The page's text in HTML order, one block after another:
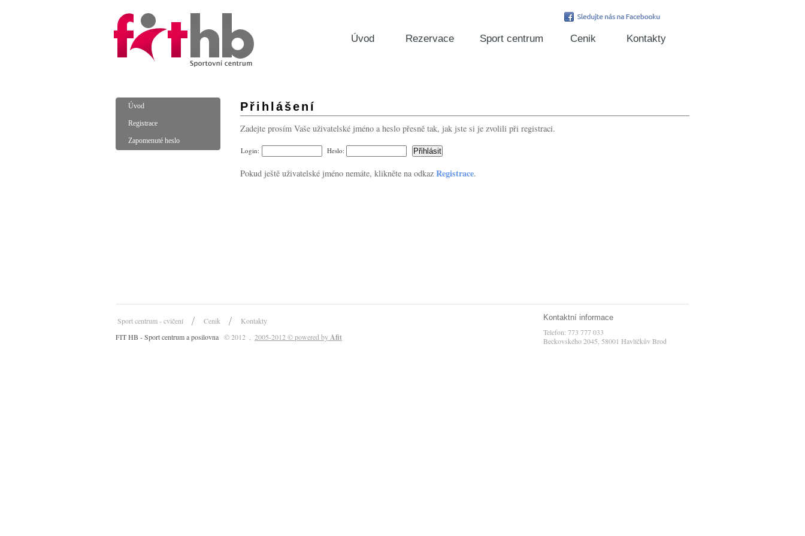
Úvod Rezervace Sport centrum Cenik Kontakty
Úvod
Registrace
Zapomenuté heslo
Přihlášení
Zadejte prosím Vaše uživatelské jméno a heslo přesně tak, jak jste si je zvolili při registraci.
Login: Heslo:
Pokud ještě uživatelské jméno nemáte, klikněte na odkaz Registrace.
Kontaktní informace
Telefon: 773 777 033
Beckovského 2045, 58001 Havlíčkův Brod
Sport centrum - cvičení Cenik
Kontakty
FIT HB - Sport centrum a posilovna © 2012 2005-2012 © powered byAfit